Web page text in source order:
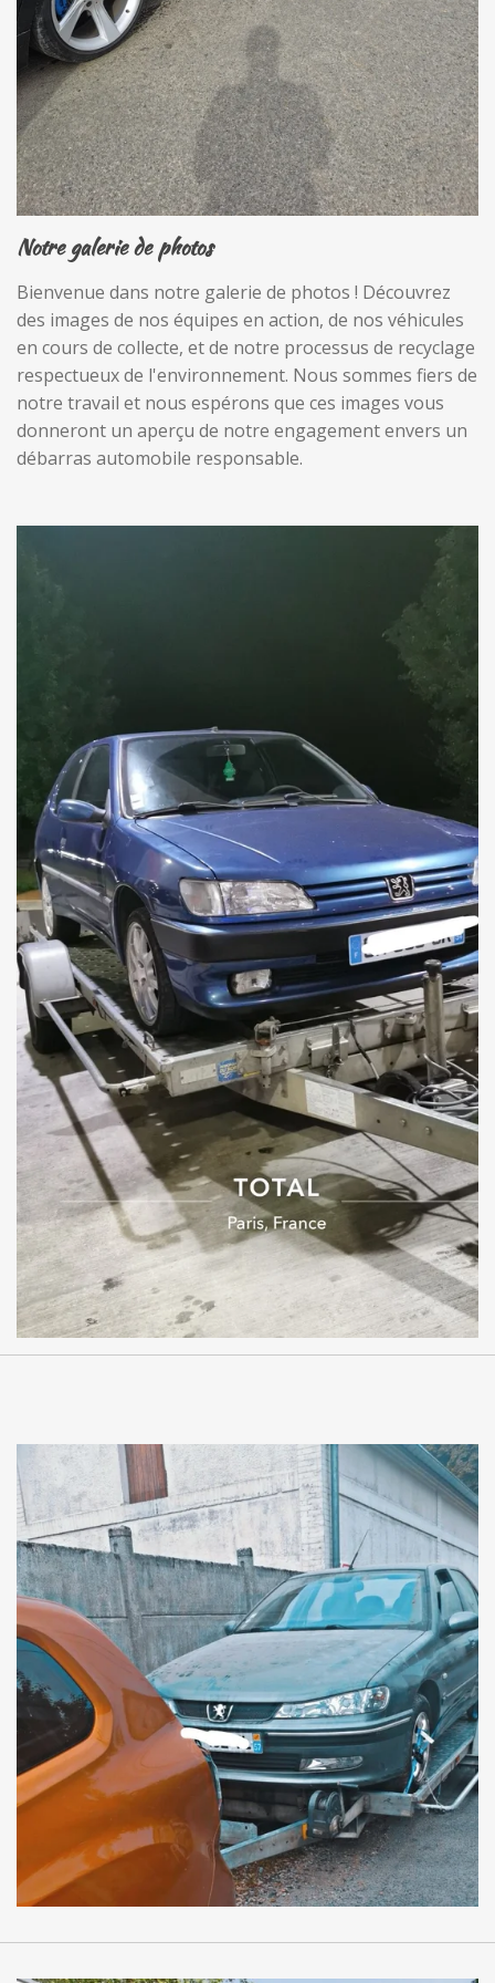
Notre galerie de photos
Bienvenue dans notre galerie de photos ! Découvrez
des images de nos équipes en action, de nos véhicules
en cours de collecte, et de notre processus de recyclage
respectueux de l'environnement. Nous sommes fiers de
notre travail et nous espérons que ces images vous
donneront un aperçu de notre engagement envers un
débarras automobile responsable.